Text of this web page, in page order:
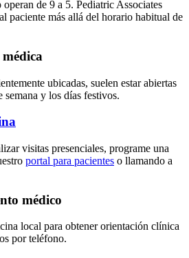
de 9 a 5. Pediatric Associates
paciente más allá del horario habitual de
ubicadas, suelen estar abiertas
semana y los días festivos.
visitas presenciales, programe una
portal para pacientes o llamando a
médico
local para obtener orientación clínica
por teléfono.